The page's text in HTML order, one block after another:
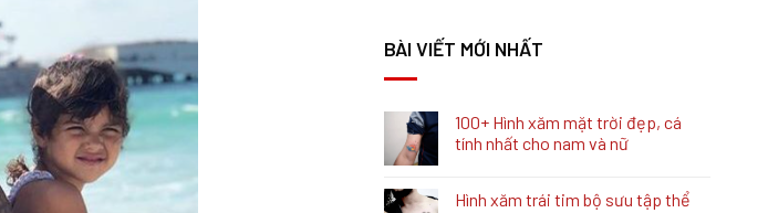
BÀI VIẾT MỚI NHẤT
100+ Hình xăm mặt trời đẹp, cá
tính nhất cho nam và nữ
Hình xăm trái tim bộ sưu tập thể